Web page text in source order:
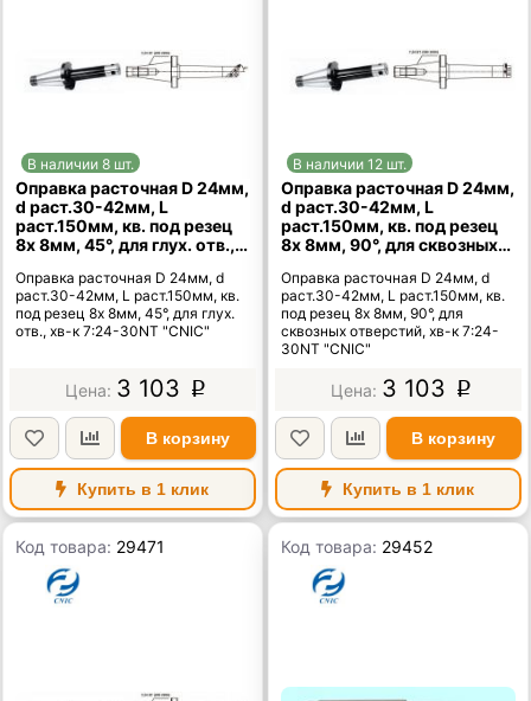
В наличии 8 шт.
Оправка расточная D 24мм,
d раст.30-42мм, L
раст.150мм, кв. под резец
8х 8мм, 45°, для глух. отв.,
Оправка расточная D 24мм, d
раст.30-42мм, L раст.150мм, кв.
под резец 8х 8мм, 45°, для глух.
отв., хв-к 7:24-30NT "CNIC"
3 103 p
В корзину
Купить в 1 клик
В наличии 12 шт.
Оправка расточная D 24мм,
d раст.30-42мм, L
раст.150мм, кв. под резец
8х 8мм, 90°, для сквозных
"CNIC"
Оправка расточная D 24мм, d
раст.30-42мм, L раст.150мм, кв.
под резец 8х 8мм, 90°, для
сквозных отверстий, хв-к 7:24-
30NT "CNIC"
3 103 p
В корзину
Купить в 1 клик
Код товара: 29471 Код товара: 29452